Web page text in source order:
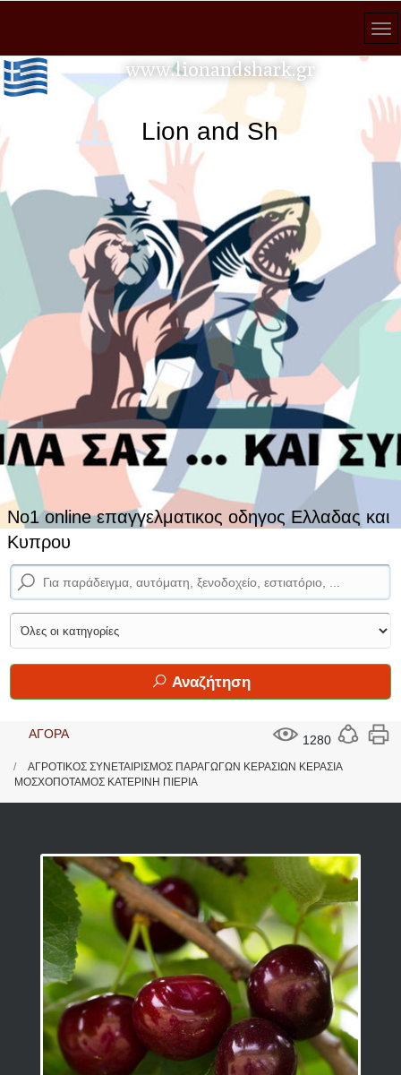
No1 online επαγγελματικος οδηγος Ελλαδας και
Κυπρου
www.lionandshark.gr
Lion and Shark κάθε
Αναζήτηση
1280
ΑΓΟΡΑ
ΑΓΡΟΤΙΚΟΣ ΣΥΝΕΤΑΙΡΙΣΜΟΣ ΠΑΡΑΓΩΓΩΝ ΚΕΡΑΣΙΩΝ ΚΕΡΑΣΙΑ
ΜΟΣΧΟΠΟΤΑΜΟΣ ΚΑΤΕΡΙΝΗ ΠΙΕΡΙΑ